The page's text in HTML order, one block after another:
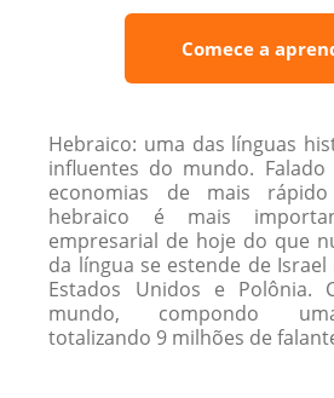
Comece a
Hebraico: uma das línguas
influentes do mundo.
economias de mais
hebraico é mais
empresarial de hoje do que
da língua se estende de
Estados Unidos e Polônia.
mundo, compondo
totalizando 9 milhões de